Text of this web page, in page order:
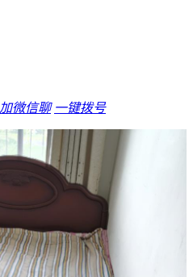
加微信聊 一键拨号